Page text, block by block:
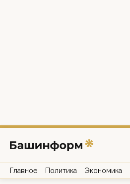
Главное Политика Экономика